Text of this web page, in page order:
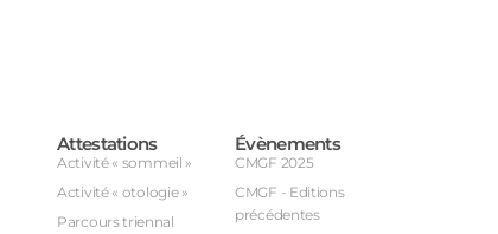
Attestations
Activité « sommeil »
Activité « otologie »
Parcours triennal
Évènements
CMGF 2025
CMGF - Editions
précédentes